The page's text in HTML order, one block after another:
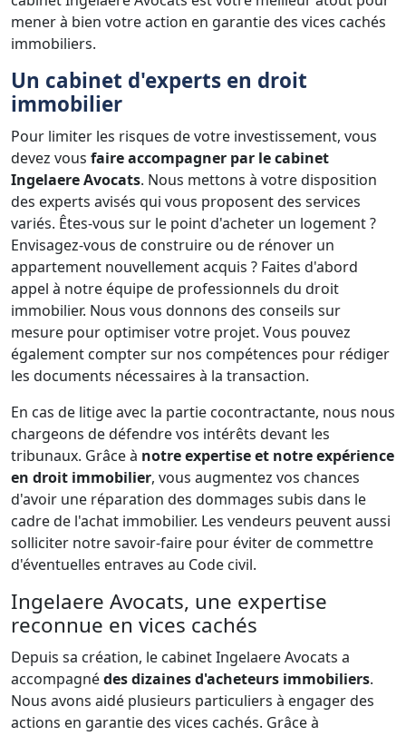
mener à bien votre action en garantie des vices cachés
immobiliers.
Un cabinet d'experts en droit
immobilier
Pour limiter les risques de votre investissement, vous
devez vous faire accompagner par le cabinet
Ingelaere Avocats. Nous mettons à votre disposition
des experts avisés qui vous proposent des services
variés. Êtes-vous sur le point d'acheter un logement ?
Envisagez-vous de construire ou de rénover un
appartement nouvellement acquis ? Faites d'abord
appel à notre équipe de professionnels du droit
immobilier. Nous vous donnons des conseils sur
mesure pour optimiser votre projet. Vous pouvez
également compter sur nos compétences pour rédiger
les documents nécessaires à la transaction.
En cas de litige avec la partie cocontractante, nous nous
chargeons de défendre vos intérêts devant les
tribunaux. Grâce à notre expertise et notre expérience
en droit immobilier, vous augmentez vos chances
d'avoir une réparation des dommages subis dans le
cadre de l'achat immobilier. Les vendeurs peuvent aussi
solliciter notre savoir-faire pour éviter de commettre
d'éventuelles entraves au Code civil.
Ingelaere Avocats, une expertise
reconnue en vices cachés
Depuis sa création, le cabinet Ingelaere Avocats a
accompagnédes dizaines d'acheteurs immobiliers.
Nous avons aidé plusieurs particuliers à engager des
actions en garantie des vices cachés. Grâce à